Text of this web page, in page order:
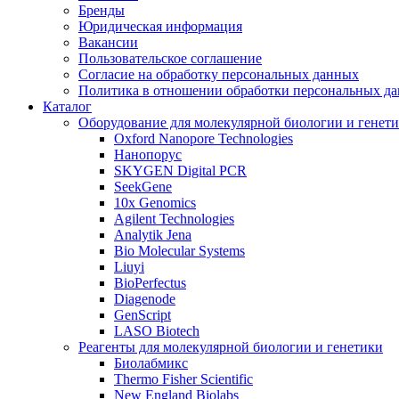
Бренды
Юридическая информация
Вакансии
Пользовательское соглашение
Согласие на обработку персональных данных
Политика в отношении обработки персональных
Каталог
Оборудование для молекулярной биологии и
Oxford Nanopore Technologies
Нанопорус
SKYGEN Digital PCR
SeekGene
10x Genomics
Agilent Technologies
Analytik Jena
Bio Molecular Systems
Liuyi
BioPerfectus
Diagenode
GenScript
LASO Biotech
Реагенты для молекулярной биологии и генетики
Биолабмикс
Thermo Fisher Scientific
New England Biolabs